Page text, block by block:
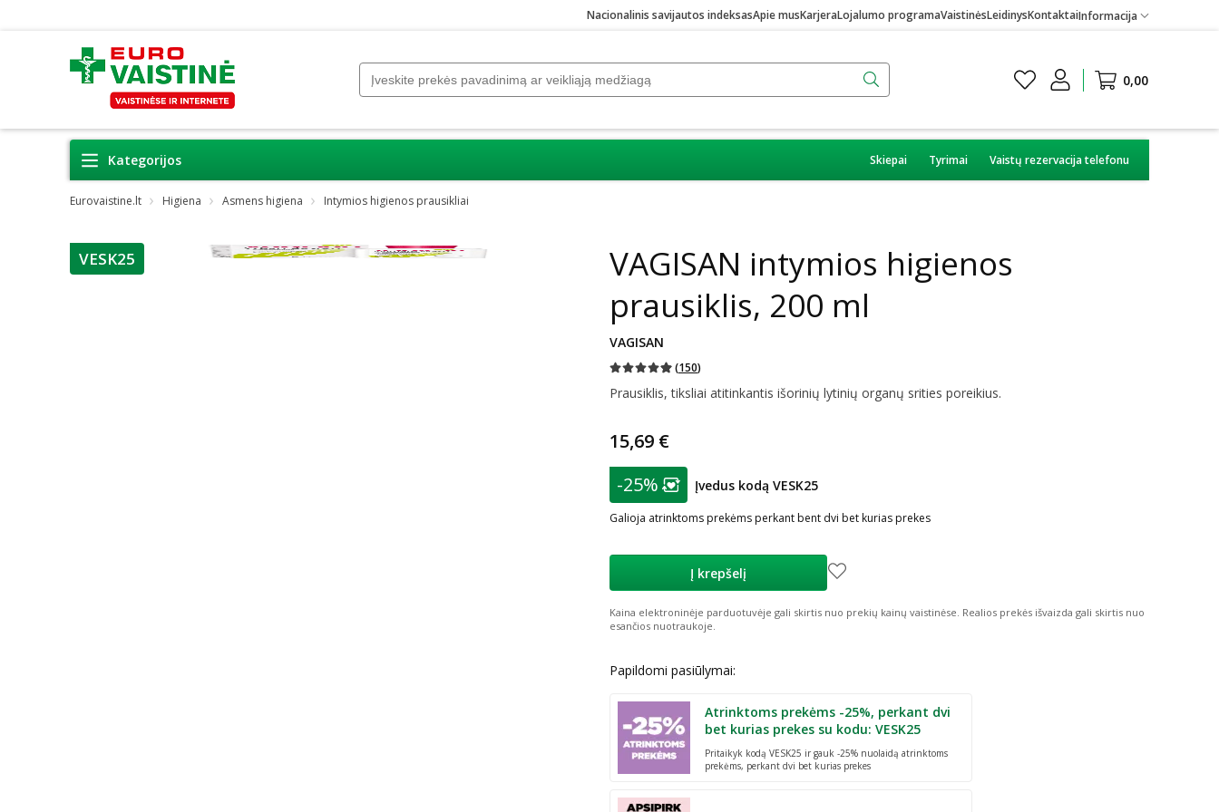
Nacionalinis savijautos indeksasApie musKarjeraLojalumo programaVaistinėsLeidinysKontaktaiInformacija
0,00
Kategorijos Skiepai Tyrimai Vaistų rezervacija telefonu
Eurovaistine.lt Higiena Asmens higiena Intymios higienos prausikliai
patarimas
VESK25
VAGISAN intymios higienos
prausiklis, 200 ml
VAGISAN
(150)
Prausiklis, tiksliai atitinkantis išorinių lytinių organų srities poreikius.
15,69 €
patarimas
Lojalumo klubo narių nuolaida
-25% Įvedus kodą VESK25
Galioja atrinktoms prekėms perkant bent dvi bet kurias prekes
Į krepšelį
Kaina elektroninėje parduotuvėje gali skirtis nuo prekių kainų vaistinėse. Realios prekės išvaizda gali skirtis nuo
esančios nuotraukoje.
Papildomi pasiūlymai:
Atrinktoms prekėms -25%, perkant dvi
bet kurias prekes su kodu: VESK25
Pritaikyk kodą VESK25 ir gauk -25% nuolaidą atrinktoms
prekėms, perkant dvi bet kurias prekes